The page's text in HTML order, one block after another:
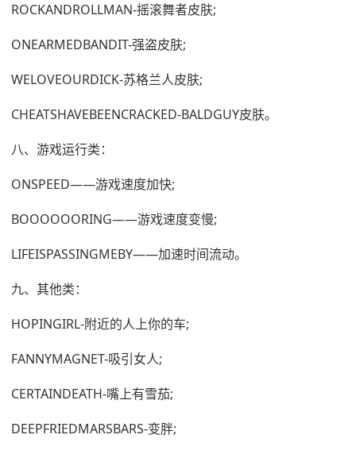
ROCKANDROLLMAN-摇滚舞者皮肤;
ONEARMEDBANDIT-强盗皮肤;
WELOVEOURDICK-苏格兰人皮肤;
CHEATSHAVEBEENCRACKED-BALDGUY皮肤。
八、游戏运行类：
ONSPEED——游戏速度加快;
BOOOOOORING——游戏速度变慢;
LIFEISPASSINGMEBY——加速时间流动。
九、其他类：
HOPINGIRL-附近的人上你的车;
FANNYMAGNET-吸引女人;
CERTAINDEATH-嘴上有雪茄;
DEEPFRIEDMARSBARS-变胖;